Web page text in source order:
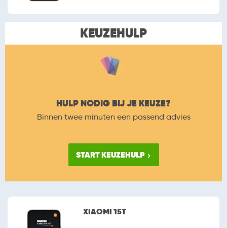
KEUZEHULP
HULP NODIG BIJ JE KEUZE?
Binnen twee minuten een passend advies
START KEUZEHULP
XIAOMI 15T